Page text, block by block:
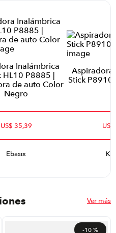
Inalámbrica
HL10 P8885 |
de auto Color
Negro
Aspiradora
Stick P8910
US$ 35,39
Ebasix
Ver más
-10 %